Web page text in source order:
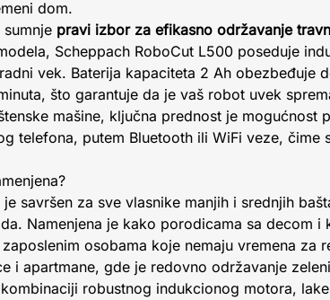
dom.
pravi izbor za efikasno održavanje
Scheppach RoboCut L500 poseduje
vek. Baterija kapaciteta 2 Ah obezbeđuje
što garantuje da je vaš robot uvek
mašine, ključna prednost je mogućnost
telefona, putem Bluetooth ili WiFi veze, čime
savršen za sve vlasnike manjih i srednjih
Namenjena je kako porodicama sa decom
osobama koje nemaju vremena za
i apartmane, gde je redovno održavanje
robustnog indukcionog motora,